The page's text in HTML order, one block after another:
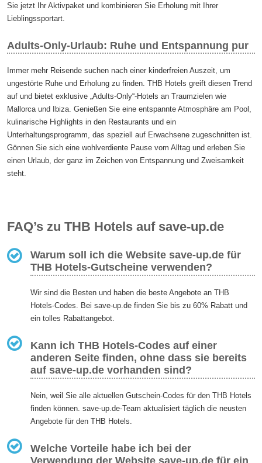
Sie jetzt Ihr Aktivpaket und kombinieren Sie Erholung mit Ihrer
Lieblingssportart.
Adults-Only-Urlaub: Ruhe und Entspannung pur
Immer mehr Reisende suchen nach einer kinderfreien Auszeit, um
ungestörte Ruhe und Erholung zu finden. THB Hotels greift diesen Trend
auf und bietet exklusive „Adults-Only“-Hotels an Traumzielen wie
Mallorca und Ibiza. Genießen Sie eine entspannte Atmosphäre am Pool,
kulinarische Highlights in den Restaurants und ein
Unterhaltungsprogramm, das speziell auf Erwachsene zugeschnitten ist.
Gönnen Sie sich eine wohlverdiente Pause vom Alltag und erleben Sie
einen Urlaub, der ganz im Zeichen von Entspannung und Zweisamkeit
steht.
FAQ’s zu THB Hotels auf save-up.de
Warum soll ich die Website save-up.de für
THB Hotels-Gutscheine verwenden?
Wir sind die Besten und haben die beste Angebote an THB
Hotels-Codes. Bei save-up.de finden Sie bis zu 60% Rabatt und
ein tolles Rabattangebot.
Kann ich THB Hotels-Codes auf einer
anderen Seite finden, ohne dass sie bereits
auf save-up.de vorhanden sind?
Nein, weil Sie alle aktuellen Gutschein-Codes für den THB Hotels
finden können. save-up.de-Team aktualisiert täglich die neusten
Angebote für den THB Hotels.
Welche Vorteile habe ich bei der
Verwendung der Website save-up.de für ein